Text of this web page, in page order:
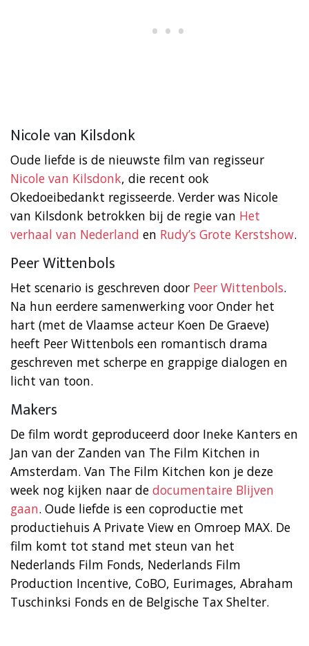
Nicole van Kilsdonk
Oude liefde is de nieuwste film van regisseur
Nicole van Kilsdonk, die recent ook
Okedoeibedankt regisseerde. Verder was Nicole
van Kilsdonk betrokken bij de regie van Het
verhaal van Nederland en Rudy’s Grote Kerstshow.
Peer Wittenbols
Het scenario is geschreven door Peer Wittenbols.
Na hun eerdere samenwerking voor Onder het
hart (met de Vlaamse acteur Koen De Graeve)
heeft Peer Wittenbols een romantisch drama
geschreven met scherpe en grappige dialogen en
licht van toon.
Makers
De film wordt geproduceerd door Ineke Kanters en
Jan van der Zanden van The Film Kitchen in
Amsterdam. Van The Film Kitchen kon je deze
week nog kijken naar de documentaire Blijven
gaan. Oude liefde is een coproductie met
productiehuis A Private View en Omroep MAX. De
film komt tot stand met steun van het
Nederlands Film Fonds, Nederlands Film
Production Incentive, CoBO, Eurimages, Abraham
Tuschinksi Fonds en de Belgische Tax Shelter.